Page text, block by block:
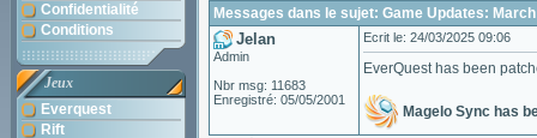
Confidentialité
Conditions
Jeux
Everquest
Rift
Messages dans le sujet: Game Updates:
Jelan
Admin
Nbr msg: 11683
Enregistré: 05/05/2001
Ecrit le: 24/03/2025 09:06
EverQuest has been
Magelo Sync has